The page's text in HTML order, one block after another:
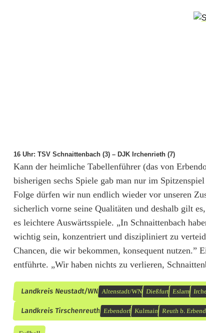
b
e
n
16 Uhr: TSV Schnaittenbach (3) – DJK Irchenrieth (7)
Kann der heimliche Tabellenführer (das von
bisherigen sechs Spiele gab man nur im
Folge dürfen wir nun endlich wieder vor unseren
sicherlich vorne seine Qualitäten und deshalb gilt
es leichtere Auswärtsspiele. „In Schnaittenbach
wichtig sein, konzentriert und diszipliniert zu
Chancen, die wir bekommen, konsequent nutzen.”
entführte. „Wir haben nichts zu verlieren,
Landkreis Neustadt/WN Altenstadt/WN Dießfurt Eslarn
Landkreis Tirschenreuth Erbendorf Kulmain Reuth b.